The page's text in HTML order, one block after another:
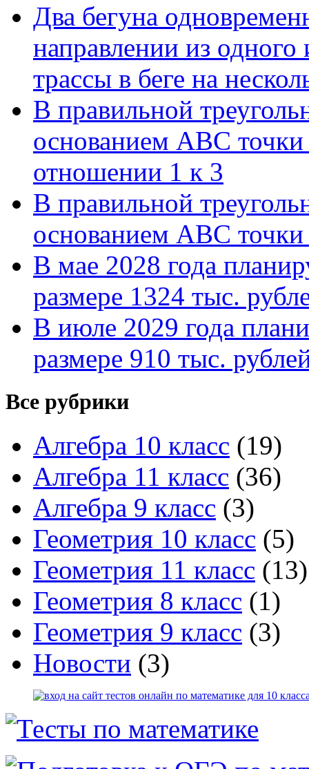
Два бегуна
направлении из одного
трассы в беге на
В правильной
основанием АВС точки
отношении 1 к 3
В правильной
основанием АВС
В мае 2028 года
размере 1324 тыс.
В июле 2029 года
размере 910 тыс.
Все рубрики
Алгебра 10 класс (19)
Алгебра 11 класс (36)
Алгебра 9 класс (3)
Геометрия 10 класс (5)
Геометрия 11 класс (13)
Геометрия 8 класс (1)
Геометрия 9 класс (3)
Новости (3)